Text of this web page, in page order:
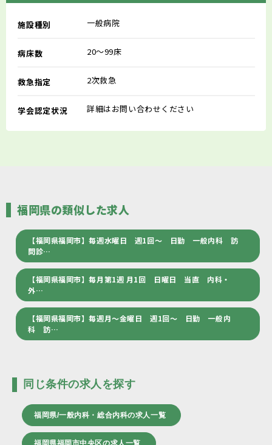
施設種別 一般病院
病床数 20～99床
救急指定 2次救急
学会認定状況 詳細はお問い合わせください
福岡県の類似した求人
【福岡県福岡市】毎週水曜日 週1回～ 日勤 一般内科 訪
問診…
【福岡県福岡市】毎月第1週 月1回 日曜日 当直 内科・
外…
【福岡県福岡市】毎週月～金曜日 週1回～ 日勤 一般内
科 訪…
同じ条件の求人を探す
福岡県/一般内科・総合内科の求人一覧